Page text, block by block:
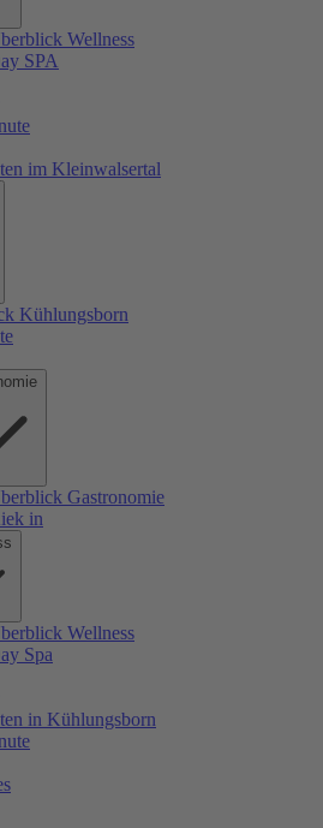
Wellness
SPA
im Kleinwalsertal
Kühlungsborn
Gastronomie
in
Wellness
Spa
in Kühlungsborn